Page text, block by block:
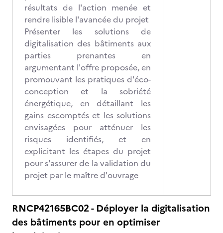
résultats de l'action menée et
rendre lisible l'avancée du projet
Présenter les solutions de
digitalisation des bâtiments aux
parties prenantes en
argumentant l'offre proposée, en
promouvant les pratiques d'éco-
conception et la sobriété
énergétique, en détaillant les
gains escomptés et les solutions
envisagées pour atténuer les
risques identifiés, et en
explicitant les étapes du projet
pour s'assurer de la validation du
projet par le maître d'ouvrage
RNCP42165BC02 - Déployer la digitalisation
des bâtiments pour en optimiser